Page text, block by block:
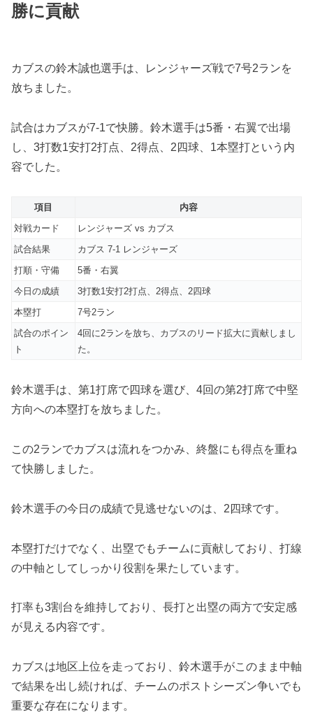
勝に貢献
カブスの鈴木誠也選手は、レンジャーズ戦で7号2ランを
放ちました。
試合はカブスが7-1で快勝。鈴木選手は5番・右翼で出場
し、3打数1安打2打点、2得点、2四球、1本塁打という内
容でした。
項目
内容
対戦カード
レンジャーズ vs カブス
試合結果
カブス 7-1 レンジャーズ
打順・守備
5番・右翼
今日の成績
3打数1安打2打点、2得点、2四球
本塁打
7号2ラン
試合のポイン
ト
4回に2ランを放ち、カブスのリード拡大に貢献しまし
た。
鈴木選手は、第1打席で四球を選び、4回の第2打席で中堅
方向への本塁打を放ちました。
この2ランでカブスは流れをつかみ、終盤にも得点を重ね
て快勝しました。
鈴木選手の今日の成績で見逃せないのは、2四球です。
本塁打だけでなく、出塁でもチームに貢献しており、打線
の中軸としてしっかり役割を果たしています。
打率も3割台を維持しており、長打と出塁の両方で安定感
が見える内容です。
カブスは地区上位を走っており、鈴木選手がこのまま中軸
で結果を出し続ければ、チームのポストシーズン争いでも
重要な存在になります。